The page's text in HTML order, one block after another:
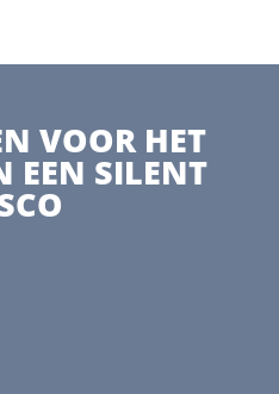
VOOR HET
EEN SILENT